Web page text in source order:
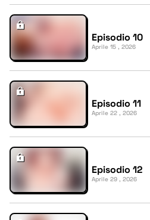
Episodio 10
Aprile 15 , 2026
Episodio 11
Aprile 22 , 2026
Episodio 12
Aprile 29 , 2026